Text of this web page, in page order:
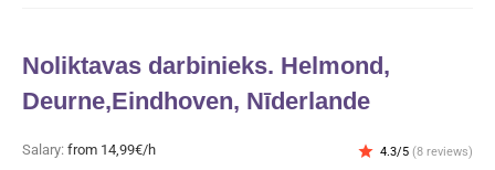
Noliktavas darbinieks. Helmond,
Deurne,Eindhoven, Nīderlande
Salary: from 14,99€/h star 4.3/5 (8 reviews)